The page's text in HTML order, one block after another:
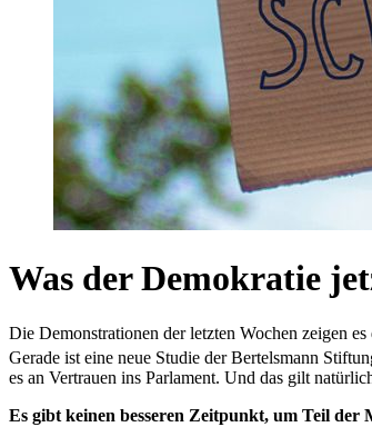
Was der Demokratie
Die Demonstrationen der letzten Wochen zeigen
Gerade ist eine neue Studie der Bertelsmann
es an Vertrauen ins Parlament. Und das gilt
Es gibt keinen besseren Zeitpunkt, um Teil der